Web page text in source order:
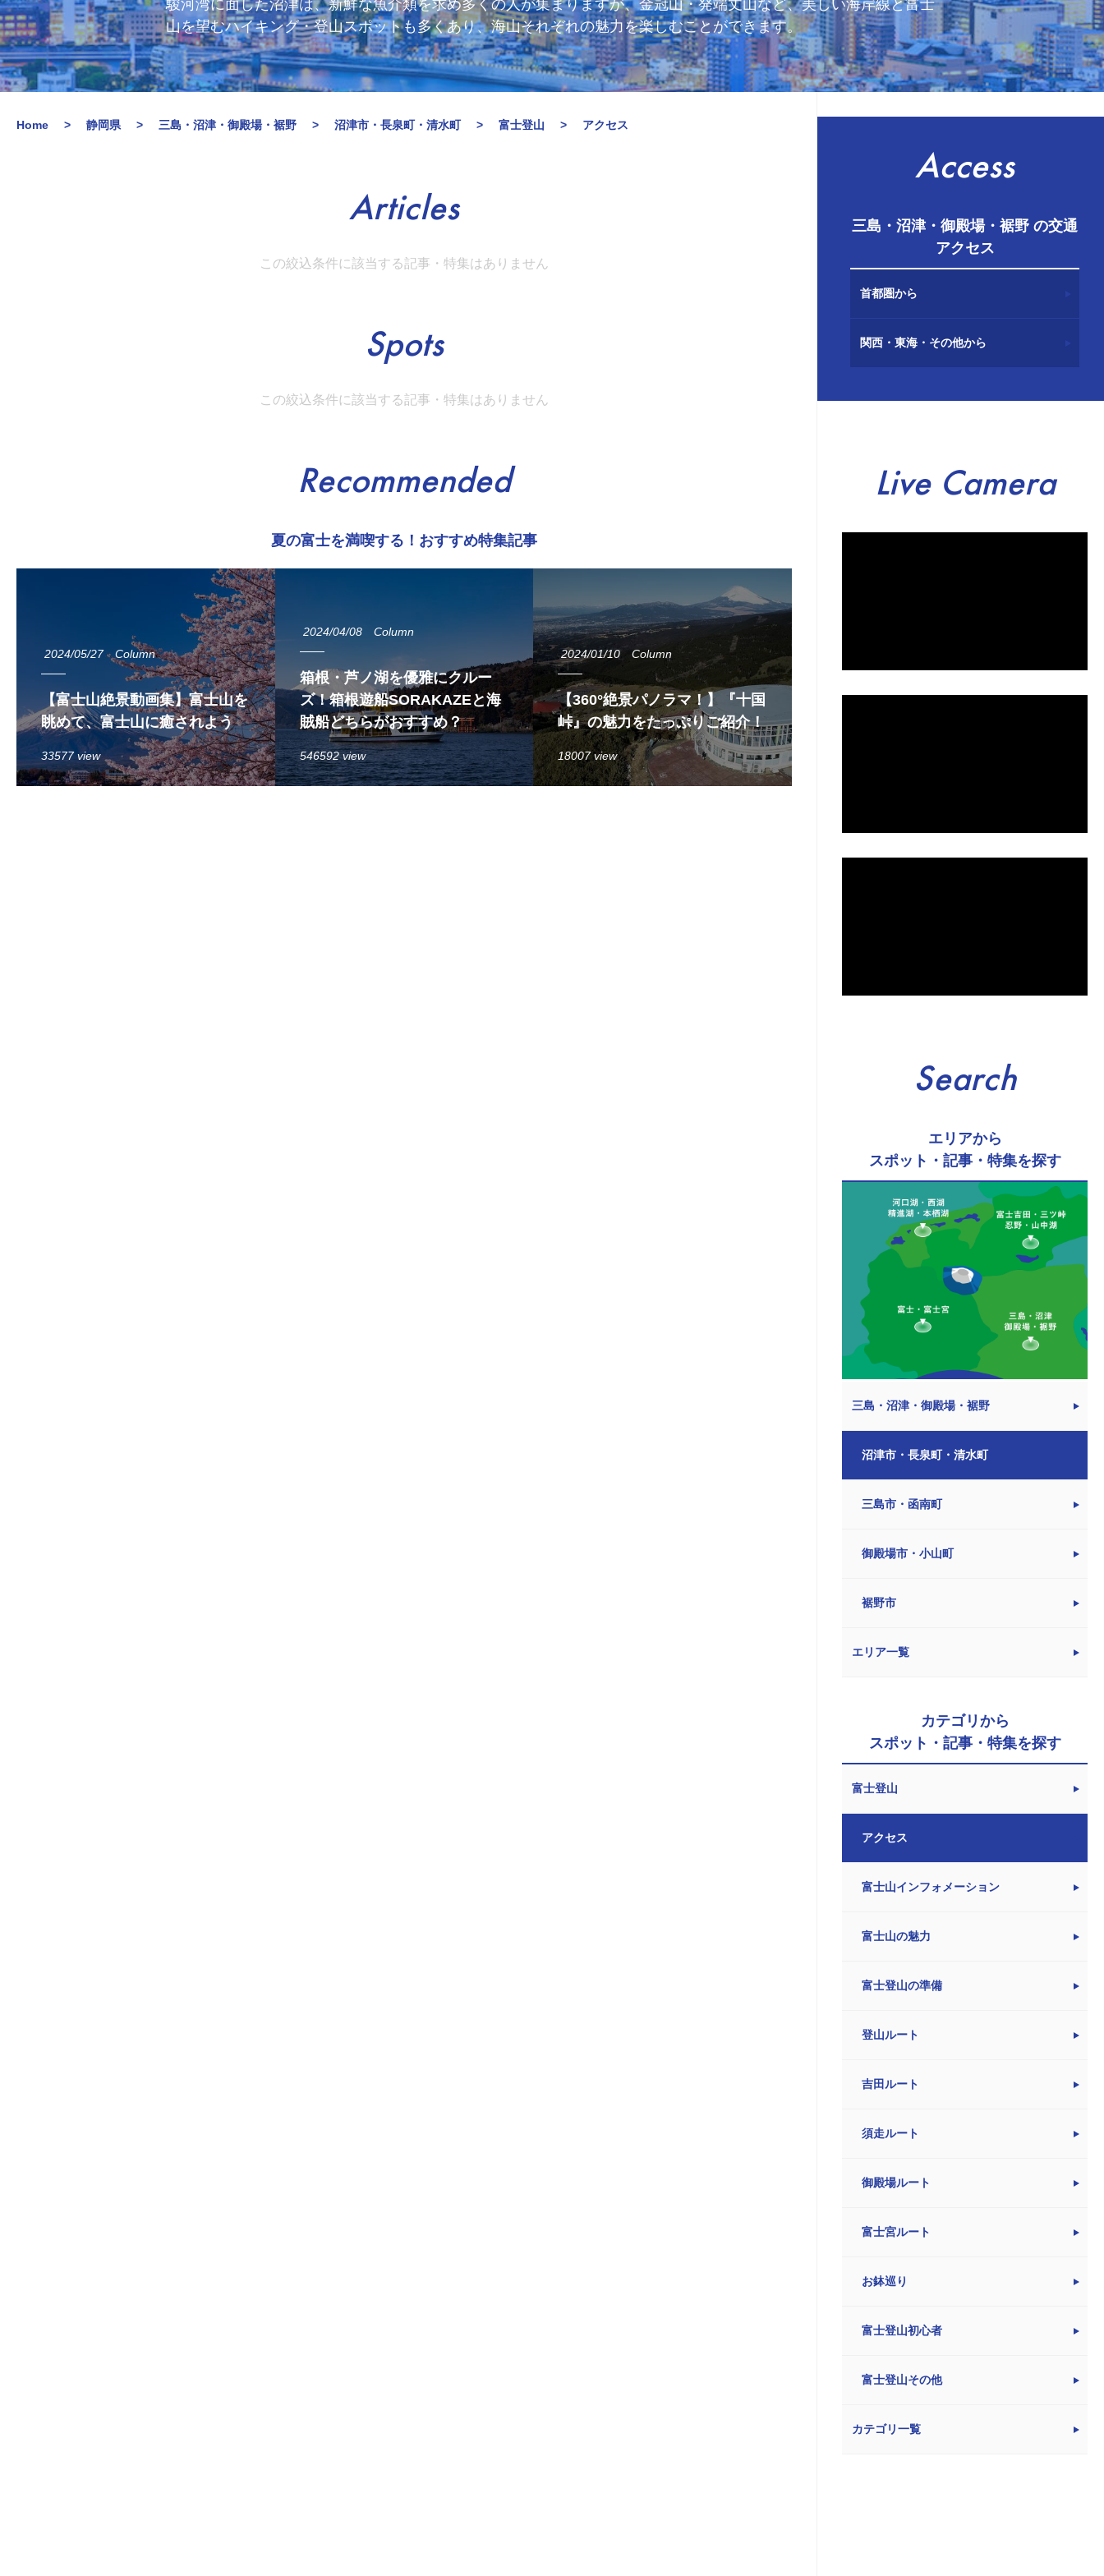
駿河湾に面した沼津は、新鮮な魚介類を求め多くの人が集まりますが、金冠山・発端丈山など、美しい海岸線と富士
山を望むハイキング・登山スポットも多くあり、海山それぞれの魅力を楽しむことができます。
Home 静岡県 三島・沼津・御殿場・裾野 沼津市・長泉町・清水町 富士登山 アクセス
Articles
この絞込条件に該当する記事・特集はありません
Spots
この絞込条件に該当する記事・特集はありません
Recommended
夏の富士を満喫する！おすすめ特集記事
2024/05/27 Column
【富士山絶景動画集】富士山を
眺めて、富士山に癒されよう
33577 view
2024/04/08 Column
箱根・芦ノ湖を優雅にクルー
ズ！箱根遊船SORAKAZEと海
賊船どちらがおすすめ？
546592 view
2024/01/10 Column
【360°絶景パノラマ！】『十国
峠』の魅力をたっぷりご紹介！
18007 view
Access
三島・沼津・御殿場・裾野 の交通
アクセス
首都圏から
関西・東海・その他から
Live Camera
Search
エリアから
スポット・記事・特集を探す
三島・沼津・御殿場・裾野
沼津市・長泉町・清水町
三島市・函南町
御殿場市・小山町
裾野市
エリア一覧
カテゴリから
スポット・記事・特集を探す
富士登山
アクセス
富士山インフォメーション
富士山の魅力
富士登山の準備
登山ルート
吉田ルート
須走ルート
御殿場ルート
富士宮ルート
お鉢巡り
富士登山初心者
富士登山その他
カテゴリ一覧